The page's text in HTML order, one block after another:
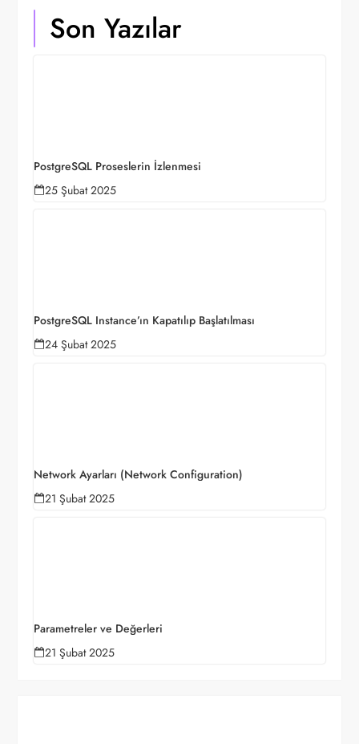
Son Yazılar
PostgreSQL Proseslerin İzlenmesi
25 Şubat 2025
PostgreSQL Instance’ın Kapatılıp Başlatılması
24 Şubat 2025
Network Ayarları (Network Configuration)
21 Şubat 2025
Parametreler ve Değerleri
21 Şubat 2025